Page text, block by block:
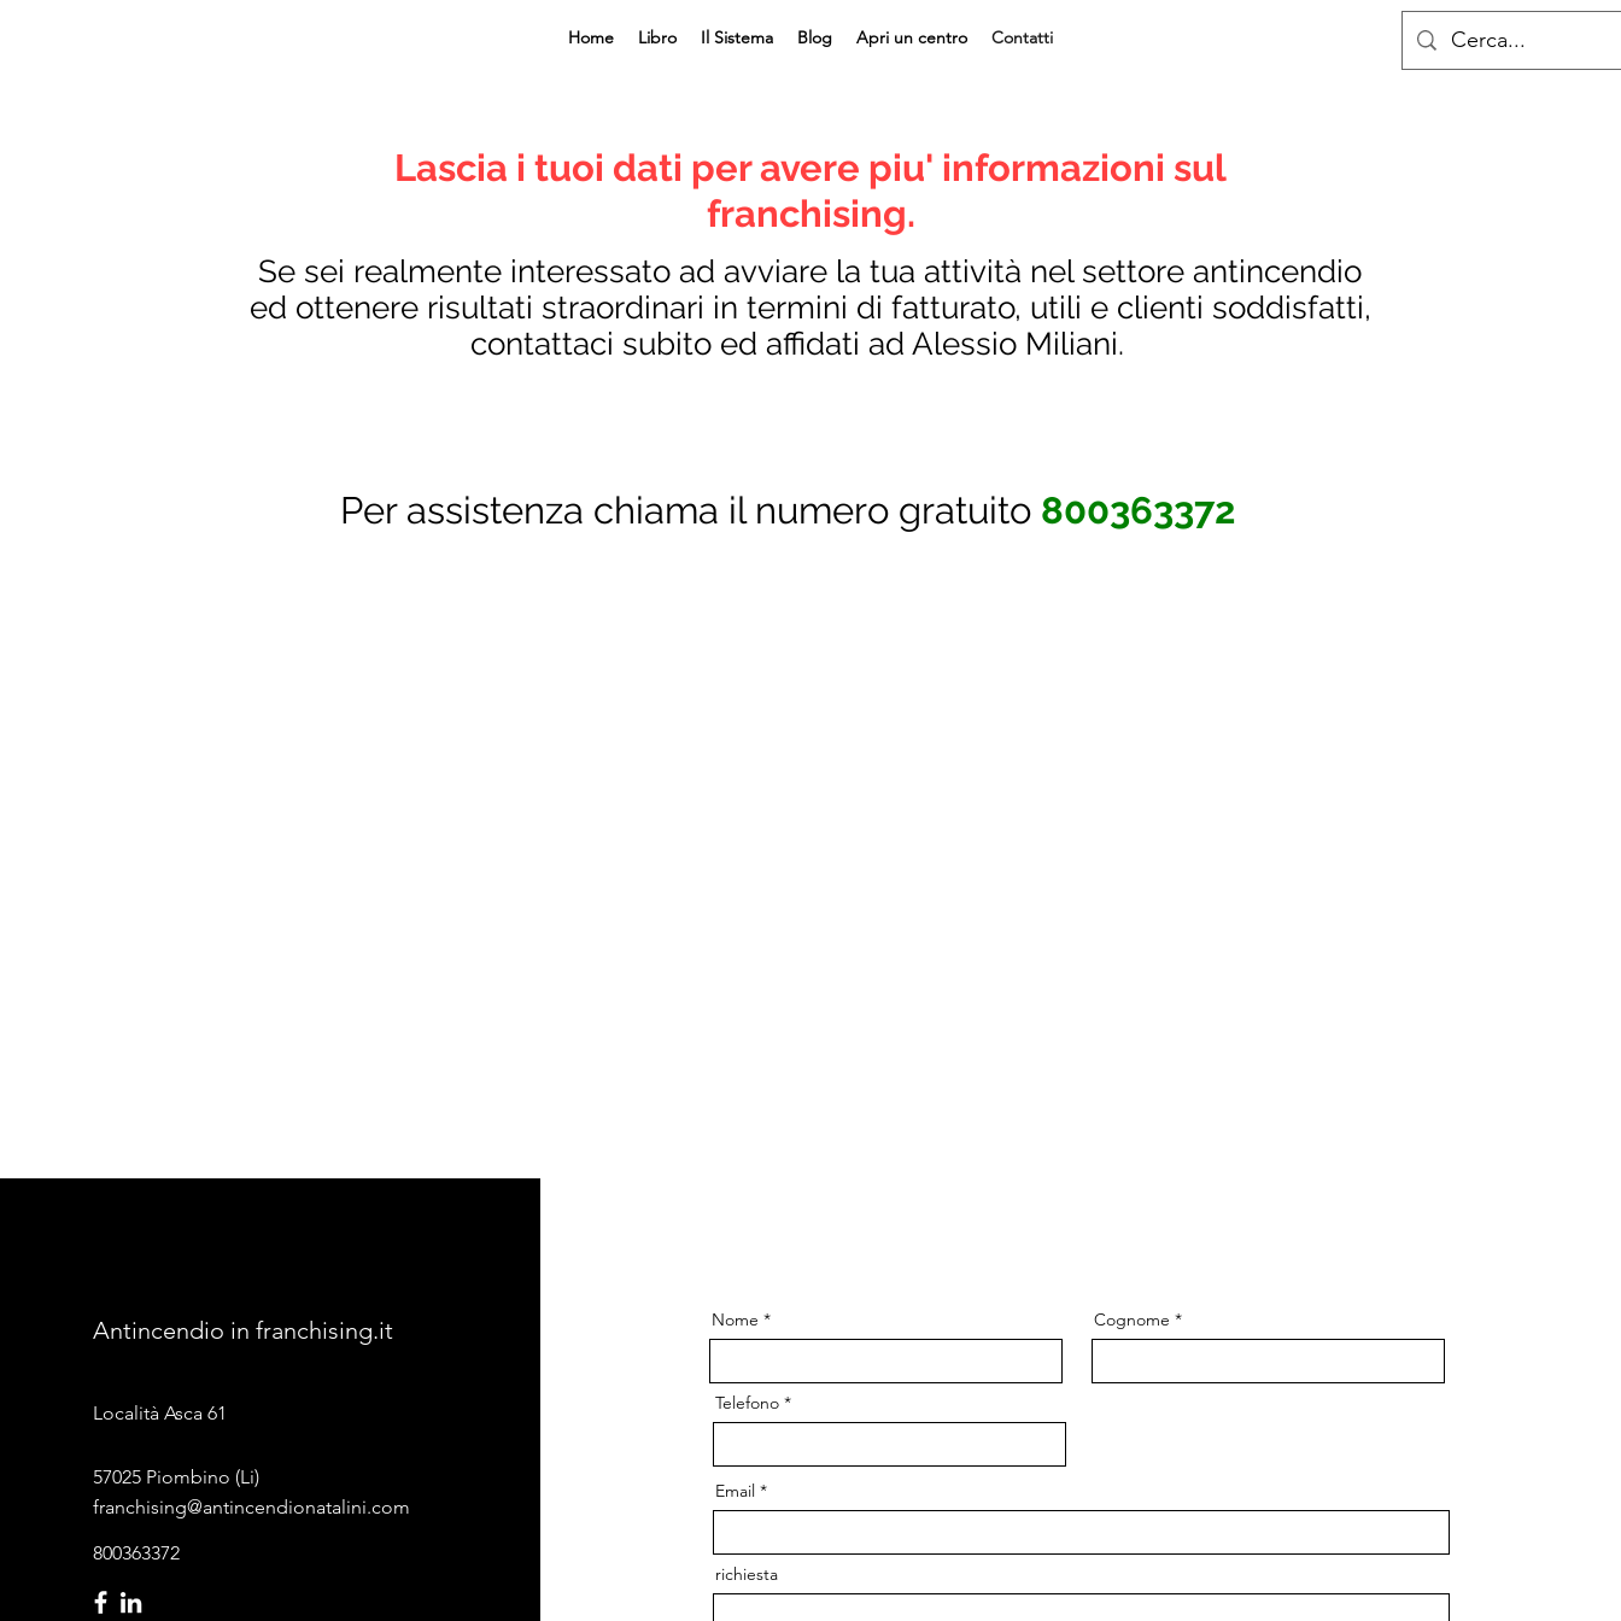
Home Libro Il Sistema Blog Apri un centro Contatti
Lascia i tuoi dati per avere piu' informazioni sul
franchising.
Se sei realmente interessato ad avviare la tua attività nel settore antincendio
ed ottenere risultati straordinari in termini di fatturato, utili e clienti soddisfatti,
contattaci subito ed affidati ad Alessio Miliani.
Per assistenza chiama il numero gratuito 800363372
Antincendio in franchising.it
Località Asca 61
57025 Piombino (Li)
franchising@antincendionatalini.com
800363372
Nome Cognome
Telefono
Email
richiesta